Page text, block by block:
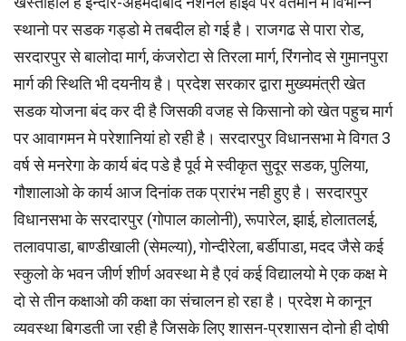
स्थानो पर सडक गड्डो मे तबदील हो गई है। राजगढ से पारा रोड,
सरदारपुर से बालोदा मार्ग, कंजरोटा से तिरला मार्ग, रिंगनोद से गुमानपुरा
मार्ग की स्थिति भी दयनीय है। प्रदेश सरकार द्वारा मुख्यमंत्री खेत
सडक योजना बंद कर दी है जिसकी वजह से किसानो को खेत पहुच मार्ग
पर आवागमन मे परेशानियां हो रही है। सरदारपुर विधानसभा मे विगत 3
वर्ष से मनरेगा के कार्य बंद पडे है पूर्व मे स्वीकृत सुदूर सडक, पुलिया,
गौशालाओ के कार्य आज दिनांक तक प्रारंभ नही हुए है। सरदारपुर
विधानसभा के सरदारपुर (गोपाल कालोनी), रूपारेल, झाई, होलातलई,
तलावपाडा, बाण्डीखाली (सेमल्या), गोन्दीरेला, बर्डीपाडा, मदद जैसे कई
स्कुलो के भवन जीर्ण शीर्ण अवस्था मे है एवं कई विद्यालयो मे एक कक्ष मे
दो से तीन कक्षाओ की कक्षा का संचालन हो रहा है। प्रदेश मे कानून
व्यवस्था बिगडती जा रही है जिसके लिए शासन-प्रशासन दोनो ही दोषी